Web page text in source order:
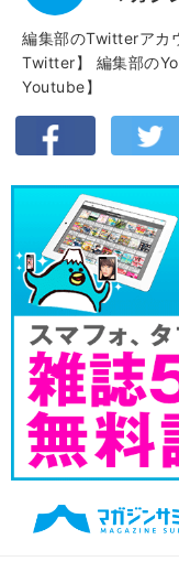
編集部のTwitterアカ
Twitter】
編集部の
Youtube】